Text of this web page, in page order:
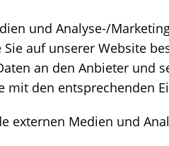
und Analyse-/
auf unserer Website
an den Anbieter und
mit den entsprechenden
externen Medien und